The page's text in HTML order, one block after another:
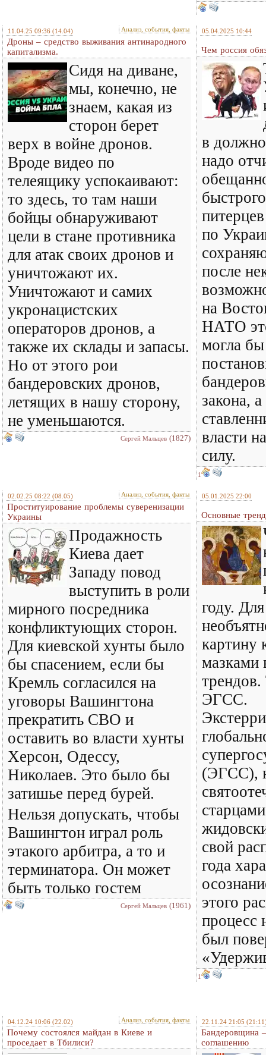
11.04.25 09:36 (14.04) Анализ, события, факты
Дроны – средство выживания антинародного
капитализма.
Сидя на диване,
мы, конечно, не
знаем, какая из
сторон берет
верх в войне дронов.
Вроде видео по
телеящику успокаивают:
то здесь, то там наши
бойцы обнаруживают
цели в стане противника
для атак своих дронов и
уничтожают их.
Уничтожают и самих
укронацистских
операторов дронов, а
также их склады и запасы.
Но от этого рои
бандеровских дронов,
летящих в нашу сторону,
не уменьшаются.
Сергей Мальцев (1827)
05.04.2025 10:44
Чем россия
в
надо
по
после
на
НАТО
могла
закона, а
власти
силу.
1
02.02.25 08:22 (08.05) Анализ, события, факты
Проституирование проблемы суверенизации
Украины
Продажность
Киева дает
Западу повод
выступить в роли
мирного посредника
конфликтующих сторон.
Для киевской хунты было
бы спасением, если бы
Кремль согласился на
уговоры Вашингтона
прекратить СВО и
оставить во власти хунты
Херсон, Одессу,
Николаев. Это было бы
затишье перед бурей.
Нельзя допускать, чтобы
Вашингтон играл роль
этакого арбитра, а то и
терминатора. Он может
быть только гостем
Сергей Мальцев (1961)
05.01.2025 22:00
Основные
году.
картину
мазками
трендов.
ЭГСС.
(ЭГСС),
свой
года
этого
процесс
был
1
04.12.24 10:06 (22.02) Анализ, события, факты
Почему состоялся майдан в Киеве и
проседает в Тбилиси?
22.11.24 21:05
Бандеровщина –
соглашению